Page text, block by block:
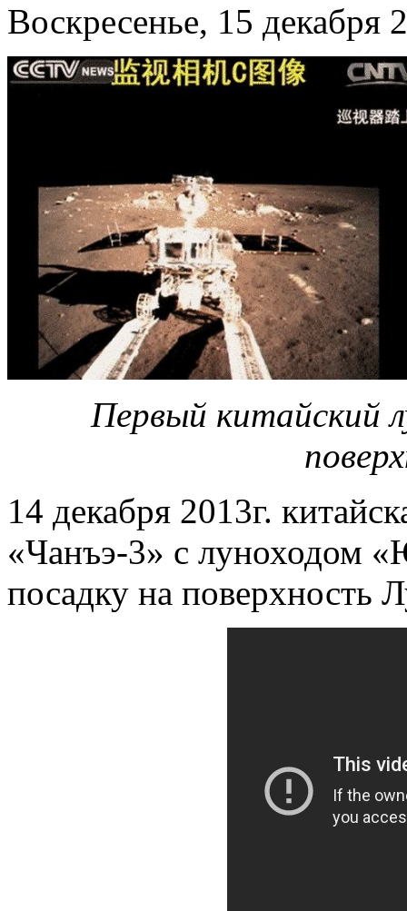
Воскресенье, 15 декабря
Первый китайский
14 декабря 2013г.
«Чанъэ-3» с луноходом
посадку на поверхность